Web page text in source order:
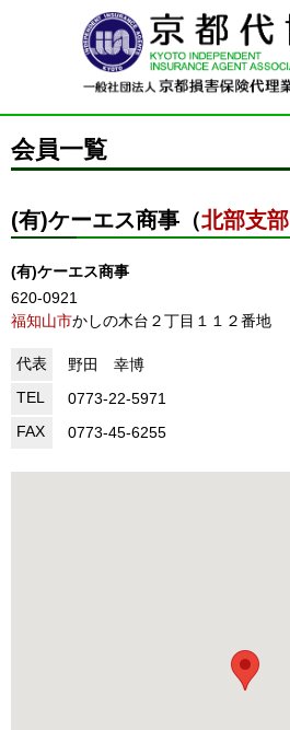
会員一覧
(有)ケーエス商事（北部支部
(有)ケーエス商事
620-0921
福知山市かしの木台２丁目１１２番地
代表
野田 幸博
TEL
0773-22-5971
FAX
0773-45-6255